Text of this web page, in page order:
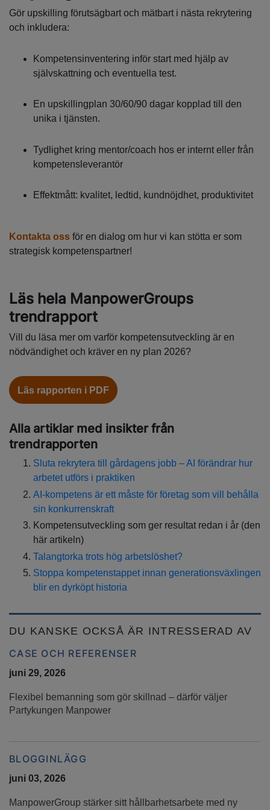
Gör upskilling förutsägbart och mätbart i nästa rekrytering
och inkludera:
Kompetensinventering inför start med hjälp av
självskattning och eventuella test.
En upskillingplan 30/60/90 dagar kopplad till den
unika i tjänsten.
Tydlighet kring mentor/coach hos er internt eller från
kompetensleverantör
Effektmått: kvalitet, ledtid, kundnöjdhet, produktivitet
Kontakta oss för en dialog om hur vi kan stötta er som
strategisk kompetenspartner!
Läs hela ManpowerGroups
trendrapport
Vill du läsa mer om varför kompetensutveckling är en
nödvändighet och kräver en ny plan 2026?
Läs rapporten i PDF
Alla artiklar med insikter från
trendrapporten
Sluta rekrytera till gårdagens jobb – AI förändrar hur
arbetet utförs i praktiken
AI-kompetens är ett måste för företag som vill behålla
sin konkurrenskraft
Kompetensutveckling som ger resultat redan i år (den
här artikeln)
Talangtorka trots hög arbetslöshet?
Stoppa kompetenstappet innan generationsväxlingen
blir en dyrköpt historia
DU KANSKE OCKSÅ ÄR INTRESSERAD AV
CASE OCH REFERENSER
juni 29, 2026
Flexibel bemanning som gör skillnad – därför väljer
Partykungen Manpower
BLOGGINLÄGG
juni 03, 2026
ManpowerGroup stärker sitt hållbarhetsarbete med ny